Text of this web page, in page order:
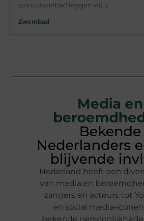
spa bubbelbad leggen wij u
Zwembad
Media en
Bekende
Nederlanders
blijvende
Nederland heeft een
van media en
zangers en acteurs tot
en social media-
bekende